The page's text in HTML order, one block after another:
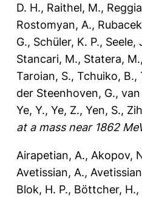
D. H., Raithel, M.,
Rostomyan, A.,
G., Schüler, K. P., Seele,
Stancari, M., Statera, M.,
Taroian, S., Tchuiko, B.,
der Steenhoven, G., van
Ye, Y., Ye, Z., Yen, S.,
at a mass near 1862
Airapetian, A., Akopov,
Avetissian, A.,
Blok, H. P., Böttcher, H.,